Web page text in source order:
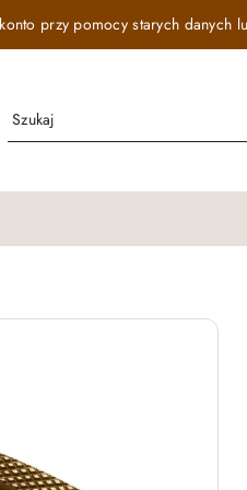
przy pomocy starych